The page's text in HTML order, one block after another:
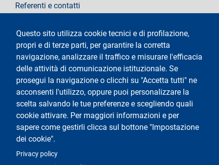
Questo sito utilizza cookie tecnici e di profilazione,
propri e di terze parti, per garantire la corretta
navigazione, analizzare il traffico e misurare l'efficacia
delle attività di comunicazione istituzionale. Se
prosegui la navigazione o clicchi su "Accetta tutti" ne
acconsenti l'utilizzo, oppure puoi personalizzare la
scelta salvando le tue preferenze e scegliendo quali
cookie attivare. Per maggiori informazioni e per
sapere come gestirli clicca sul bottone "Impostazione
dei cookie".
Privacy policy
Referenti e contatti
Testo
Università degli Studi di Milano
Via Festa del Perdono 7 - 20122 Milano
Tel.+39 02 5032 5032
Posta elettronica certificata
Logo